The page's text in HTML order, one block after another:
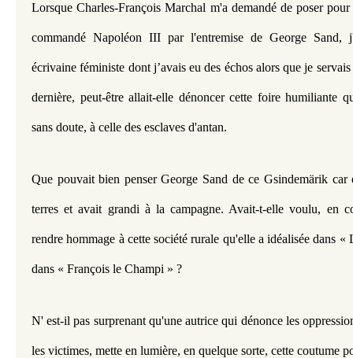
Lorsque Charles-François Marchal m'a demandé de poser
commandé Napoléon III par l'entremise de George Sand,
écrivaine féministe dont j’avais eu des échos alors que je
dernière, peut-être allait-elle dénoncer cette foire humiliante
sans doute, à celle des esclaves d'antan.
Que pouvait bien penser George Sand de ce Gsindemärik car
terres et avait grandi à la campagne. Avait-t-elle voulu, en
rendre hommage à cette société rurale qu'elle a idéalisée dans «
dans « François le Champi » ?
N' est-il pas surprenant qu'une autrice qui dénonce les
les victimes, mette en lumière, en quelque sorte, cette coutume